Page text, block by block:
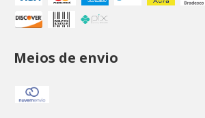
Meios de envio